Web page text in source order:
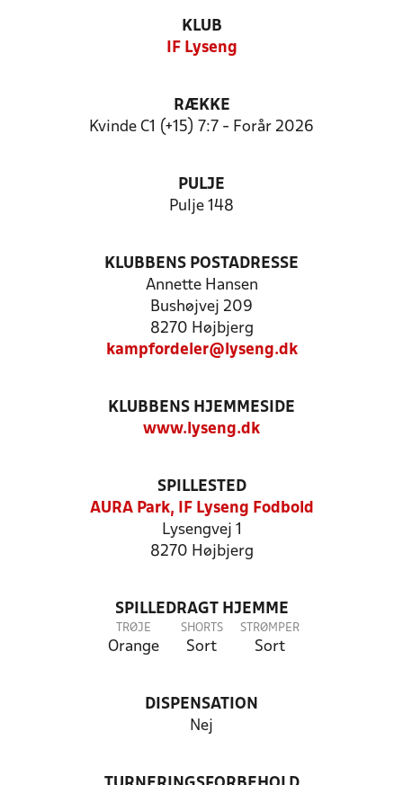
KLUB
IF Lyseng
RÆKKE
Kvinde C1 (+15) 7:7 - Forår 2026
PULJE
Pulje 148
KLUBBENS POSTADRESSE
Annette Hansen
Bushøjvej 209
8270 Højbjerg
kampfordeler@lyseng.dk
KLUBBENS HJEMMESIDE
www.lyseng.dk
SPILLESTED
AURA Park, IF Lyseng Fodbold
Lysengvej 1
8270 Højbjerg
SPILLEDRAGT HJEMME
TRØJE
Orange
SHORTS
Sort
STRØMPER
Sort
DISPENSATION
Nej